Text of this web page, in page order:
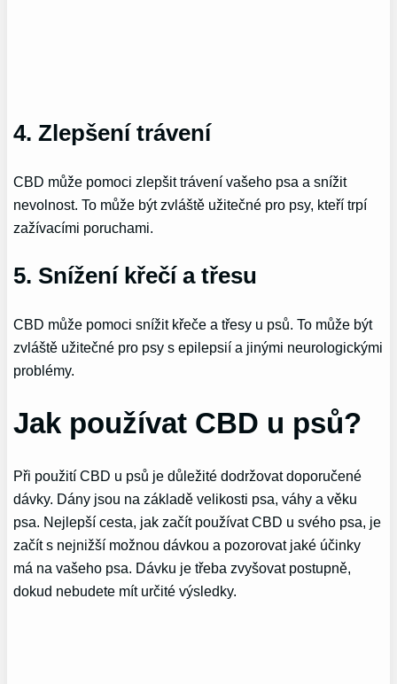
4. Zlepšení trávení
CBD může pomoci zlepšit trávení vašeho psa a snížit
nevolnost. To může být zvláště užitečné pro psy, kteří trpí
zažívacími poruchami.
5. Snížení křečí a třesu
CBD může pomoci snížit křeče a třesy u psů. To může být
zvláště užitečné pro psy s epilepsií a jinými neurologickými
problémy.
Jak používat CBD u psů?
Při použití CBD u psů je důležité dodržovat doporučené
dávky. Dány jsou na základě velikosti psa, váhy a věku
psa. Nejlepší cesta, jak začít používat CBD u svého psa, je
začít s nejnižší možnou dávkou a pozorovat jaké účinky
má na vašeho psa. Dávku je třeba zvyšovat postupně,
dokud nebudete mít určité výsledky.